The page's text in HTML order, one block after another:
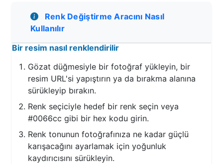
Renk Değiştirme Aracını Nasıl
Kullanılır
Bir resim nasıl renklendirilir
Gözat düğmesiyle bir fotoğraf yükleyin, bir
resim URL'si yapıştırın ya da bırakma alanına
sürükleyip bırakın.
Renk seçiciyle hedef bir renk seçin veya
#0066cc gibi bir hex kodu girin.
Renk tonunun fotoğrafınıza ne kadar güçlü
karışacağını ayarlamak için yoğunluk
kaydırıcısını sürükleyin.